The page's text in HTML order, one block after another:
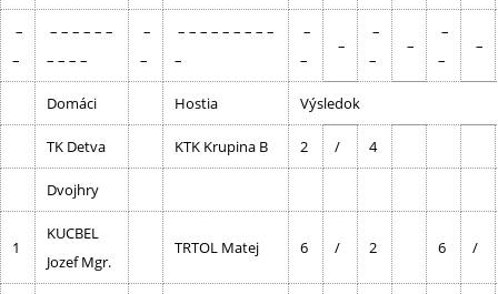
–
–
– – – – – –
– – – –
–
–
– – – – – – – – –
–
–
–
–
–
–
–
–
–
–
Domáci Hostia Výsledok
TK Detva KTK Krupina B 2 / 4
Dvojhry
1
KUCBEL
Jozef Mgr.
TRTOL Matej 6 / 2 6 /